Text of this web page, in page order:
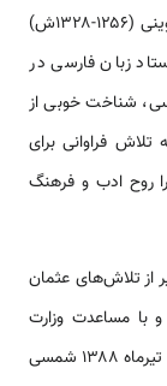
با علامه محمدخان قزوینی (۱۲۵۶-۱۳۲۸ش)
زبان فارسی در
شناخت خوبی از
فراوانی برای
روح ادب و فرهنگ
از تلاش‌های عثمان
با مساعدت وزارت
در مرکز فرهنگی ابن‌خلدون به تاریخ ۱۲ تیرماه ۱۳۸۸ شمسی